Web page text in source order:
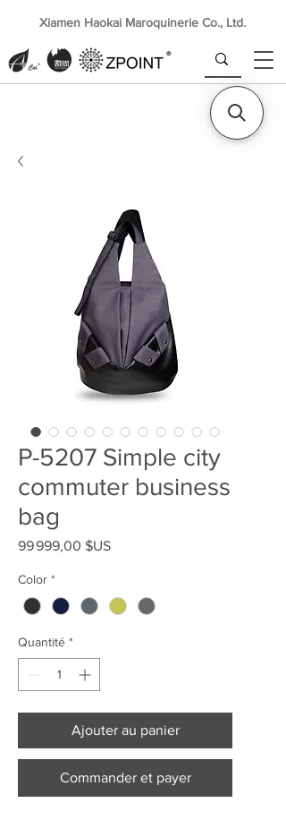
Xiamen Haokai Maroquinerie Co., Ltd.
P-5207 Simple city
commuter business
bag
99 999,00 $USPrix
Color *
Quantité *
Ajouter au panier
Commander et payer